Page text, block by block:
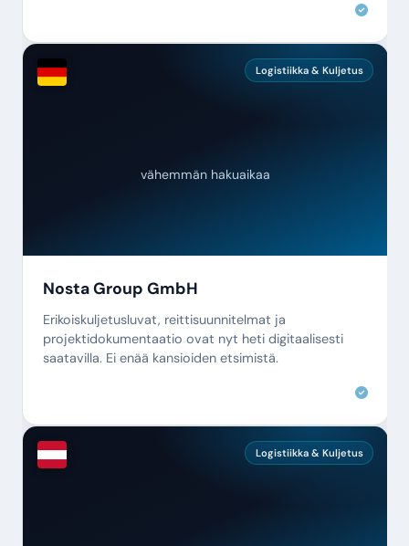
Logistiikka & Kuljetus
vähemmän hakuaikaa
Nosta Group GmbH
Erikoiskuljetusluvat, reittisuunnitelmat ja
projektidokumentaatio ovat nyt heti digitaalisesti
saatavilla. Ei enää kansioiden etsimistä.
Logistiikka & Kuljetus